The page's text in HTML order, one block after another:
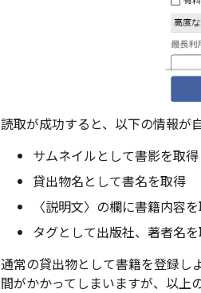
読取が成功すると、以下の情報が
サムネイルとして書影を取
貸出物名として書名を取得
〈説明文〉の欄に書籍内容
タグとして出版社、著者名を
通常の貸出物として書籍を登録し
間がかかってしまいますが、以上